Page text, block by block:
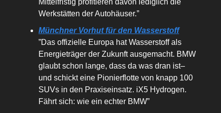
Werkstätten der Autohäuser.”
Münchner Vorhut für den Wasserstoff
”Das offizielle Europa hat Wasserstoff als
Energieträger der Zukunft ausgemacht. BMW
glaubt schon lange, dass da was dran ist–
und schickt eine Pionierflotte von knapp 100
SUVs in den Praxiseinsatz. iX5 Hydrogen.
Fährt sich: wie ein echter BMW”